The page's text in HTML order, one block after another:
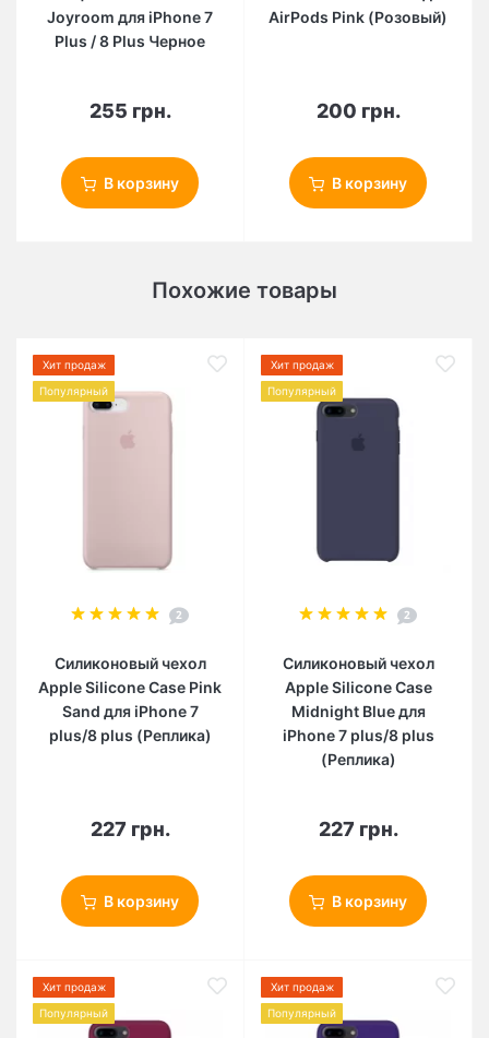
Joyroom для iPhone 7
Plus / 8 Plus Черное
255 грн.
В корзину
AirPods Pink (Розовый)
200 грн.
В корзину
Похожие товары
Хит продаж
Популярный
2
Силиконовый чехол
Apple Silicone Case Pink
Sand для iPhone 7
plus/8 plus (Реплика)
227 грн.
В корзину
Хит продаж
Популярный
2
Силиконовый чехол
Apple Silicone Case
Midnight Blue для
iPhone 7 plus/8 plus
(Реплика)
227 грн.
В корзину
Хит продаж
Популярный
Хит продаж
Популярный